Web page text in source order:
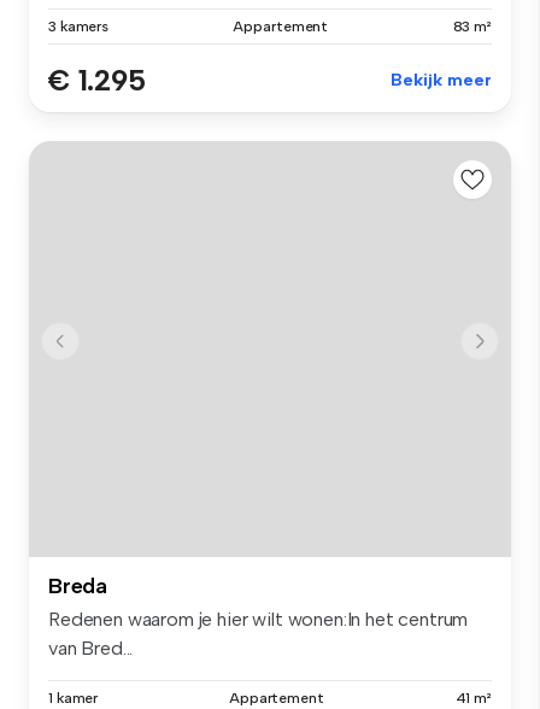
3 kamers Appartement 83 m²
€ 1.295 Bekijk meer
Breda
Redenen waarom je hier wilt wonen:In het centrum
van Bred...
1 kamer Appartement 41 m²